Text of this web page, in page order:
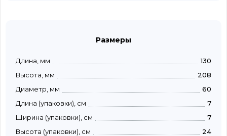
Размеры
Длина, мм
130
Высота, мм
208
Диаметр, мм
60
Длина (упаковки), см
7
Ширина (упаковки), см
7
Высота (упаковки), см
24